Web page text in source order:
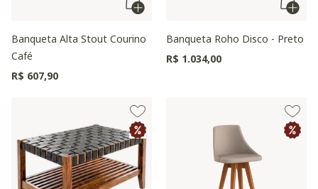
Banqueta Alta Stout Courino
Café
R$ 607,90
Banqueta Roho Disco - Preto
R$ 1.034,00